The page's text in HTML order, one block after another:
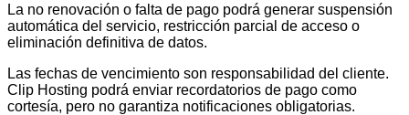
La no renovación o falta de pago podrá generar suspensión
automática del servicio, restricción parcial de acceso o
eliminación definitiva de datos.
Las fechas de vencimiento son responsabilidad del cliente.
Clip Hosting podrá enviar recordatorios de pago como
cortesía, pero no garantiza notificaciones obligatorias.